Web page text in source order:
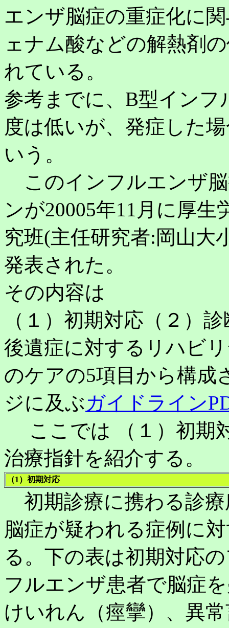
エンザ脳症の重症化に
ェナム酸などの解熱剤
れている。
参考までに、B型イン
度は低いが、発症した
いう。
このインフルエンザ
ンが20005年11月に厚
究班(主任研究者:岡山大
発表された。
その内容は
（１）初期対応（２）
後遺症に対するリハビ
のケアの5項目から構成
ジに及ぶガイドライン
ここでは （１）初期
治療指針を紹介する。
（1）初期対応
初期診療に携わる診
脳症が疑われる症例に
る。下の表は初期対応
フルエンザ患者で脳症
けいれん（痙攣）、異